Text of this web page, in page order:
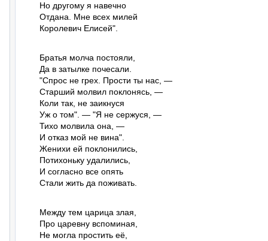
Но другому я навечно
Отдана. Мне всех милей
Королевич Елисей".
Братья молча постояли,
Да в затылке почесали.
"Спрос не грех. Прости ты нас, —
Старший молвил поклонясь, —
Коли так, не заикнуся
Уж о том". — "Я не сержуся, —
Тихо молвила она, —
И отказ мой не вина".
Женихи ей поклонились,
Потихоньку удалились,
И согласно все опять
Стали жить да поживать.
Между тем царица злая,
Про царевну вспоминая,
Не могла простить её,